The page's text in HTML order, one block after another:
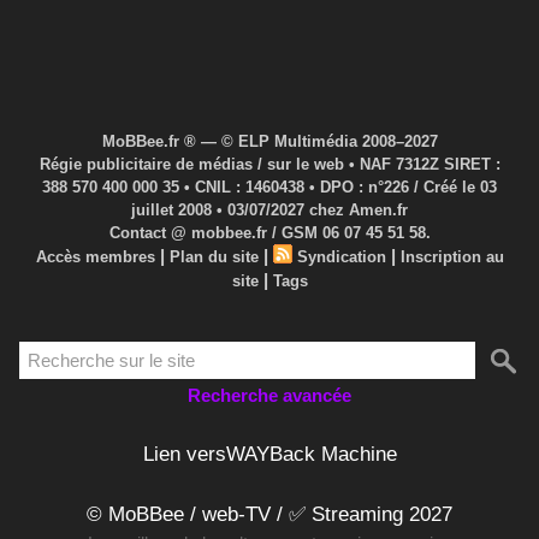
MoBBee.fr ® — © ELP Multimédia 2008–2027
Régie publicitaire de médias / sur le web • NAF 7312Z SIRET :
388 570 400 000 35 • CNIL : 1460438 • DPO : n°226 / Créé le 03
juillet 2008 • 03/07/2027 chez Amen.fr
Contact @ mobbee.fr / GSM 06 07 45 51 58.
Accès membres | Plan du site | Syndication |
Inscription au
site | Tags
Recherche avancée
Lien versWAYBack Machine
© MoBBee / web-TV / ✅ Streaming 2027